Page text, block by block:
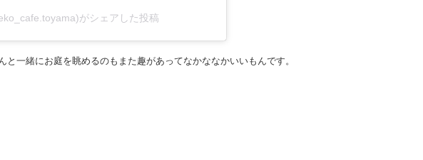
がシェアした投稿
一緒にお庭を眺めるのもまた趣があってなかななかいいもんです。